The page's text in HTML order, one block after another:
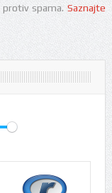
protiv spama.Saznajte